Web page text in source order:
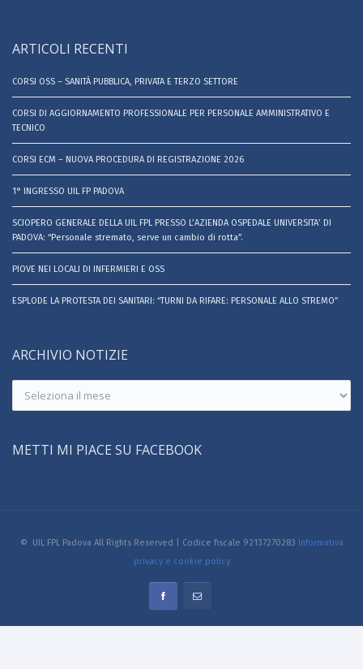
ARTICOLI RECENTI
CORSI OSS – SANITÀ PUBBLICA, PRIVATA E TERZO SETTORE
CORSI DI AGGIORNAMENTO PROFESSIONALE PER PERSONALE AMMINISTRATIVO E
TECNICO
CORSI ECM – NUOVA PROCEDURA DI REGISTRAZIONE 2026
1° INGRESSO UIL FP PADOVA
SCIOPERO GENERALE DELLA UIL FPL PRESSO L’AZIENDA OSPEDALE UNIVERSITA’ DI
PADOVA: “Personale stremato, serve un cambio di rotta”.
PIOVE NEI LOCALI DI INFERMIERI E OSS
ESPLODE LA PROTESTA DEI SANITARI: “TURNI DA RIFARE: PERSONALE ALLO STREMO”
ARCHIVIO NOTIZIE
Archivio
notizie
METTI MI PIACE SU FACEBOOK
© UIL FPL Padova All Rights Reserved | Codice fiscale 92137270283 Informativa
privacy e cookie policy